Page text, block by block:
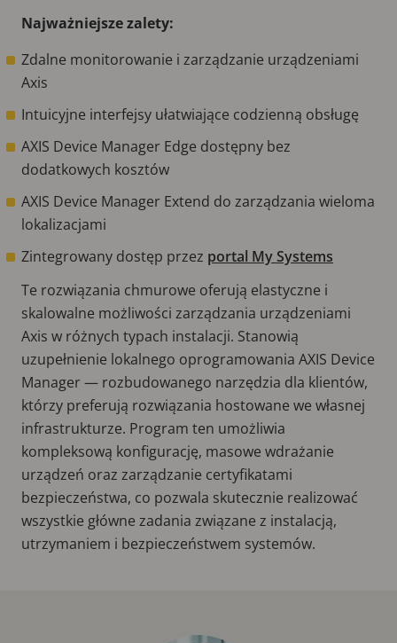
Najważniejsze zalety:
Zdalne monitorowanie i zarządzanie urządzeniami
Axis
Intuicyjne interfejsy ułatwiające codzienną obsługę
AXIS Device Manager Edge dostępny bez
dodatkowych kosztów
AXIS Device Manager Extend do zarządzania wieloma
lokalizacjami
Zintegrowany dostęp przez portal My Systems
Te rozwiązania chmurowe oferują elastyczne i
skalowalne możliwości zarządzania urządzeniami
Axis w różnych typach instalacji. Stanowią
uzupełnienie lokalnego oprogramowania AXIS Device
Manager — rozbudowanego narzędzia dla klientów,
którzy preferują rozwiązania hostowane we własnej
infrastrukturze. Program ten umożliwia
kompleksową konfigurację, masowe wdrażanie
urządzeń oraz zarządzanie certyfikatami
bezpieczeństwa, co pozwala skutecznie realizować
wszystkie główne zadania związane z instalacją,
utrzymaniem i bezpieczeństwem systemów.